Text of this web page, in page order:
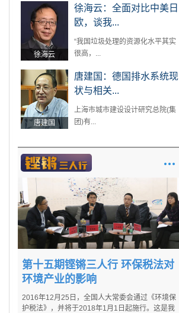
徐海云
徐海云：全面对比中美日
欧，谈我...
“我国垃圾处理的资源化水平其实
很高，...
唐建国
唐建国：德国排水系统现
状与相关...
上海市城市建设设计研究总院(集
团)有...
第十五期铿锵三人行 环保税法对
环境产业的影响
2016年12月25日，全国人大常委会通过《环境保
护税法》，并将于2018年1月1日起施行。这是我